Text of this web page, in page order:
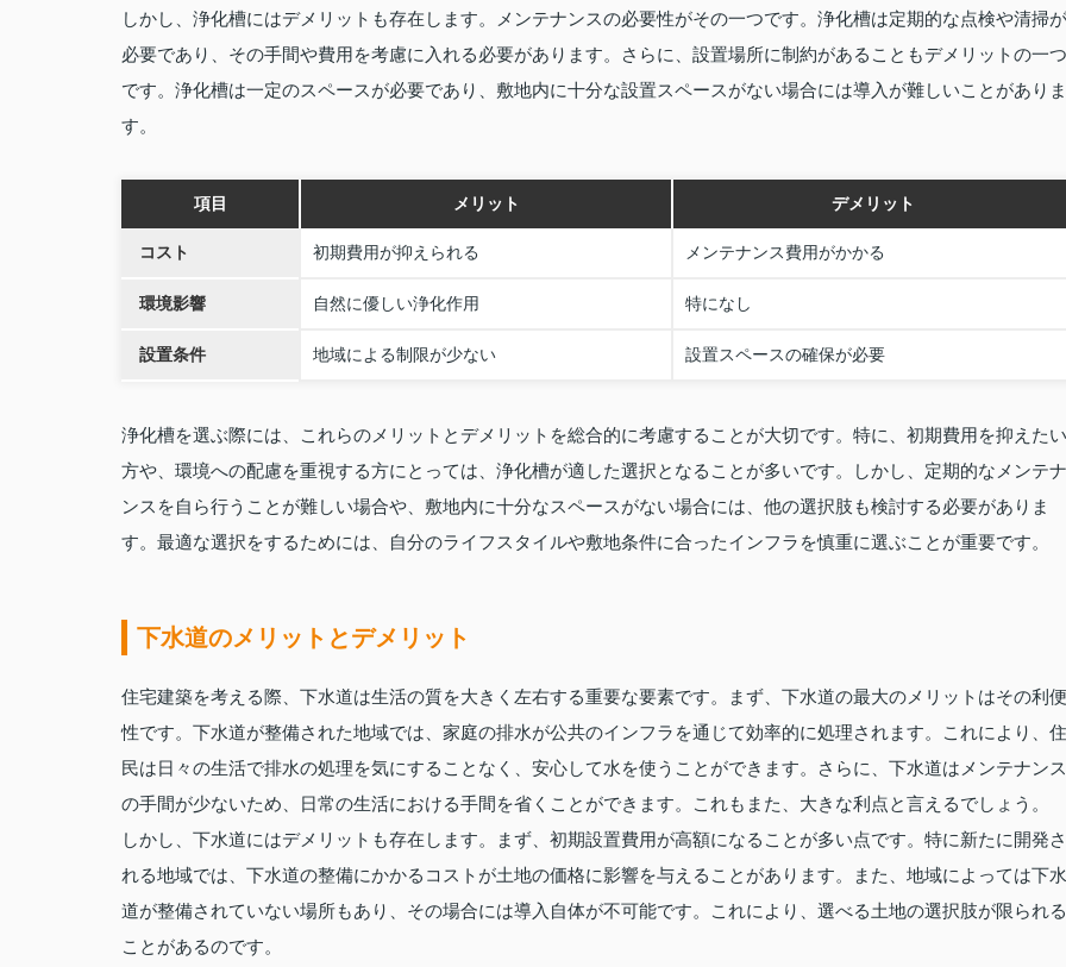
しかし、浄化槽にはデメリットも存在します。メンテナンスの必要性がその一つです。浄化槽は定期的な点検や清掃が
必要であり、その手間や費用を考慮に入れる必要があります。さらに、設置場所に制約があることもデメリットの一つ
です。浄化槽は一定のスペースが必要であり、敷地内に十分な設置スペースがない場合には導入が難しいことがありま
す。
項目 メリット デメリット
コスト 初期費用が抑えられる メンテナンス費用がかかる
環境影響 自然に優しい浄化作用 特になし
設置条件 地域による制限が少ない 設置スペースの確保が必要
浄化槽を選ぶ際には、これらのメリットとデメリットを総合的に考慮することが大切です。特に、初期費用を抑えたい
方や、環境への配慮を重視する方にとっては、浄化槽が適した選択となることが多いです。しかし、定期的なメンテナ
ンスを自ら行うことが難しい場合や、敷地内に十分なスペースがない場合には、他の選択肢も検討する必要がありま
す。最適な選択をするためには、自分のライフスタイルや敷地条件に合ったインフラを慎重に選ぶことが重要です。
下水道のメリットとデメリット
住宅建築を考える際、下水道は生活の質を大きく左右する重要な要素です。まず、下水道の最大のメリットはその利便
性です。下水道が整備された地域では、家庭の排水が公共のインフラを通じて効率的に処理されます。これにより、住
民は日々の生活で排水の処理を気にすることなく、安心して水を使うことができます。さらに、下水道はメンテナンス
の手間が少ないため、日常の生活における手間を省くことができます。これもまた、大きな利点と言えるでしょう。
しかし、下水道にはデメリットも存在します。まず、初期設置費用が高額になることが多い点です。特に新たに開発さ
れる地域では、下水道の整備にかかるコストが土地の価格に影響を与えることがあります。また、地域によっては下水
道が整備されていない場所もあり、その場合には導入自体が不可能です。これにより、選べる土地の選択肢が限られる
ことがあるのです。